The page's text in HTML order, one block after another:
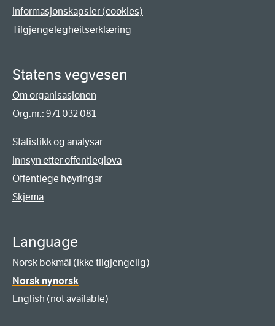
Informasjonskapsler (cookies)
Tilgjengelegheitserklæring
Statens vegvesen
Om organisasjonen
Org.nr.: 971 032 081
Statistikk og analysar
Innsyn etter offentleglova
Offentlege høyringar
Skjema
Language
Norsk bokmål (ikke tilgjengelig)
Norsk nynorsk
English (not available)